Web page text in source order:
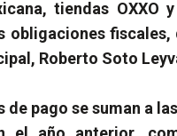
tiendas OXXO
obligaciones fiscales,
Roberto Soto
de pago se suman a